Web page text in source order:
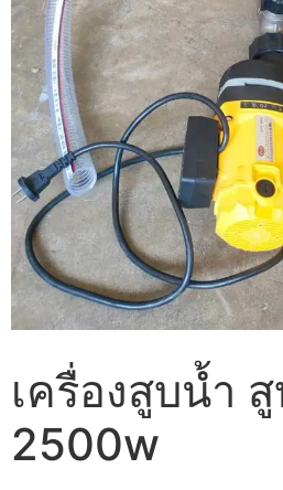
เครื่องสูบน้ำ
2500w